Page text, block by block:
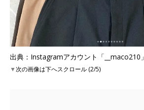
出典：Instagramアカウント「__maco210」
▼次の画像は下へスクロール (2/5)